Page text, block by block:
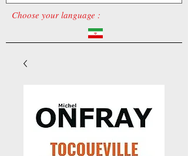
Choose your language :